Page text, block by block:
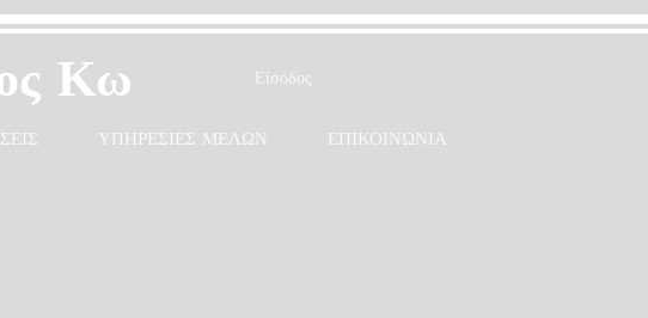
Κω Είσοδος
ΥΠΗΡΕΣΙΕΣ ΜΕΛΩΝ ΕΠΙΚΟΙΝΩΝΙΑ